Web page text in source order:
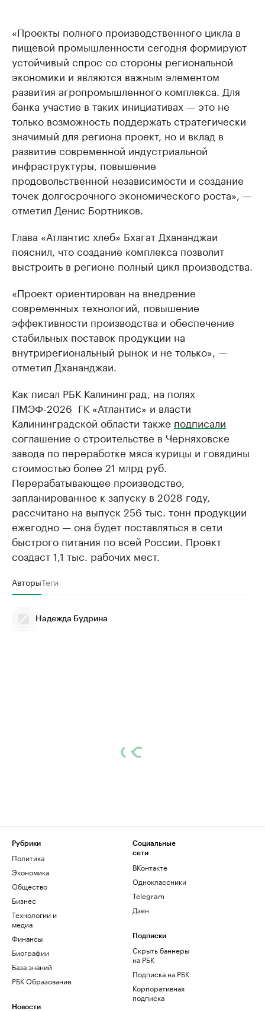
«Проекты полного производственного цикла в
пищевой промышленности сегодня формируют
устойчивый спрос со стороны региональной
экономики и являются важным элементом
развития агропромышленного комплекса. Для
банка участие в таких инициативах — это не
только возможность поддержать стратегически
значимый для региона проект, но и вклад в
развитие современной индустриальной
инфраструктуры, повышение
продовольственной независимости и создание
точек долгосрочного экономического роста», —
отметил Денис Бортников.
Глава «Атлантис хлеб» Бхагат Дхананджаи
пояснил, что создание комплекса позволит
выстроить в регионе полный цикл производства.
«Проект ориентирован на внедрение
современных технологий, повышение
эффективности производства и обеспечение
стабильных поставок продукции на
внутрирегиональный рынок и не только», —
отметил Дхананджаи.
Как писал РБК Калининград, на полях
ПМЭФ-2026 ГК «Атлантис» и власти
Калининградской области также подписали
соглашение о строительстве в Черняховске
завода по переработке мяса курицы и говядины
стоимостью более 21 млрд руб.
Перерабатывающее производство,
запланированное к запуску в 2028 году,
рассчитано на выпуск 256 тыс. тонн продукции
ежегодно — она будет поставляться в сети
быстрого питания по всей России. Проект
создаст 1,1 тыс. рабочих мест.
АвторыТеги
Надежда Будрина
Рубрики
Политика
Экономика
Общество
Бизнес
Технологии и
медиа
Финансы
Биографии
База знаний
РБК Образование
Новости
Социальные
сети
ВКонтакте
Одноклассники
Telegram
Дзен
Подписки
Скрыть баннеры
на РБК
Подписка на РБК
Корпоративная
подписка